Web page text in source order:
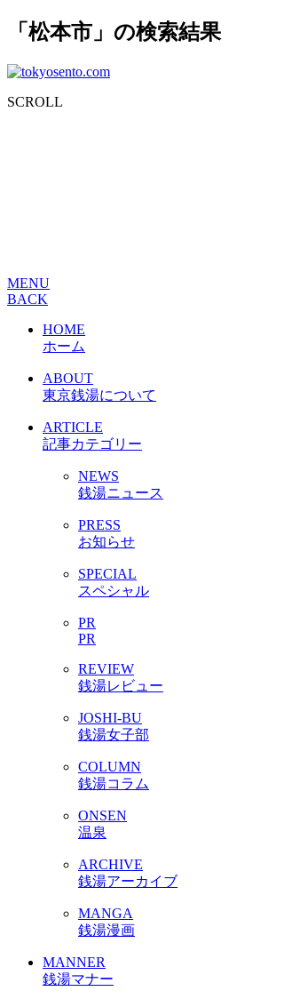
「松本市」の検索結果
SCROLL
MENU
BACK
HOME
ホーム
ABOUT
東京銭湯について
ARTICLE
記事カテゴリー
NEWS
銭湯ニュース
PRESS
お知らせ
SPECIAL
スペシャル
PR
PR
REVIEW
銭湯レビュー
JOSHI-BU
銭湯女子部
COLUMN
銭湯コラム
ONSEN
温泉
ARCHIVE
銭湯アーカイブ
MANGA
銭湯漫画
MANNER
銭湯マナー